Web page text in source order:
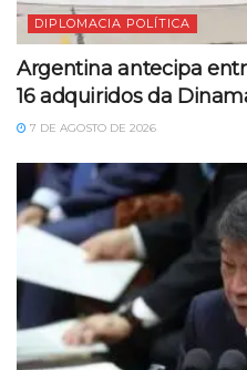
DIPLOMACIA POLÍTICA
Argentina antecipa
16 adquiridos da
7 DE AGOSTO DE 2026